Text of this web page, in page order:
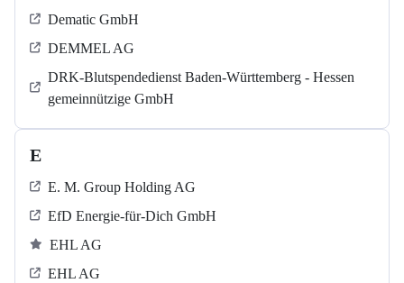
Dematic GmbH
DEMMEL AG
DRK-Blutspendedienst Baden-Württemberg - Hessen
gemeinnützige GmbH
E
E. M. Group Holding AG
EfD Energie-für-Dich GmbH
EHL AG
EHL AG